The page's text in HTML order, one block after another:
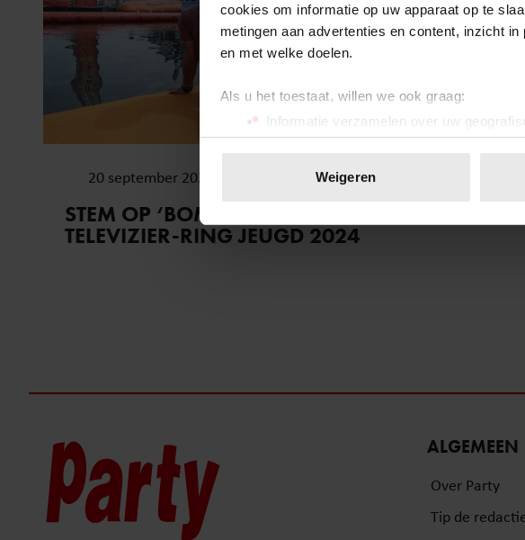
cookies om informatie op uw apparaat op te
metingen aan advertenties en content, inzicht
en met welke doelen.
Als u het toestaat, willen we ook graag:
Informatie verzamelen over uw
Uw apparaat identificeren door het
toestemming op elk moment wijzigen of
We gebruiken cookies om content en
Weigeren
20 september 2024
STEM OP ‘BOMMETJE!’ VOOR DE
TELEVIZIER-RING JEUGD 2024
ALGEMEEN
Over Party
Tip de